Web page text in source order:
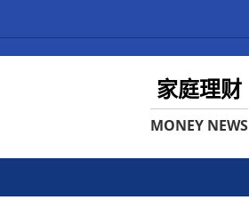
家庭理财
MONEY NEWS